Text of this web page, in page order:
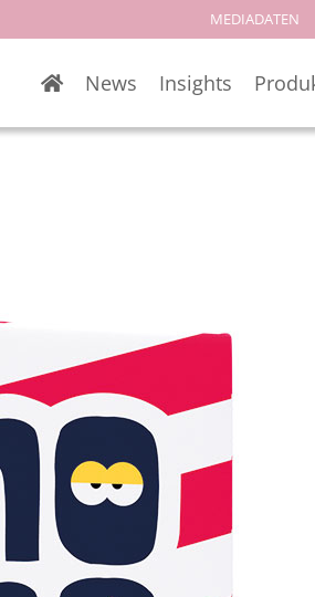
MEDIADATEN
News Insights